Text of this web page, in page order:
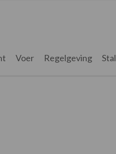
Voer Regelgeving Stal